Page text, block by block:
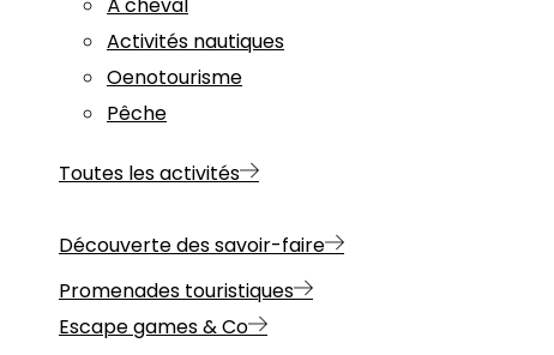
Activités nautiques
Oenotourisme
Pêche
Toutes les activités
Découverte des savoir-faire
Promenades touristiques
Escape games & Co